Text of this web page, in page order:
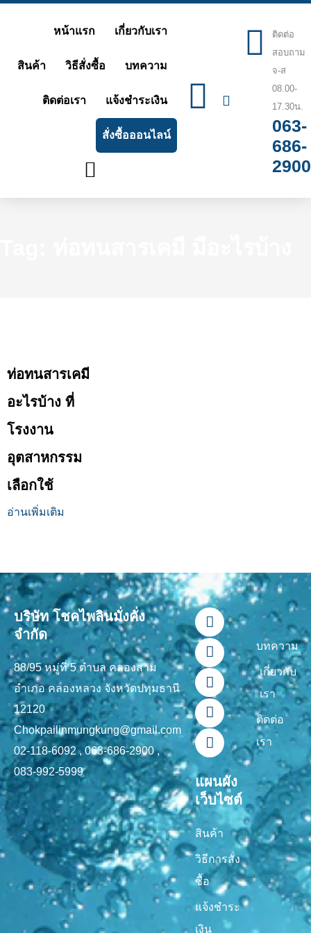
content
หน้าแรก เกี่ยวกับเรา
สินค้า วิธีสั่งซื้อ บทความ
ติดต่อเรา แจ้งชำระเงิน
สั่งซื้อออนไลน์
ติดต่อ
สอบถาม
จ-ส
08.00-
17.30น.
063-
686-
2900
ท่อทนสารเคมี
อะไรบ้าง ที่
โรงงาน
อุตสาหกรรม
เลือกใช้
อ่านเพิ่มเติม
บริษัท โชคไพลินมั่งคั่ง
จำกัด
88/95 หมู่ที่ 5 ตำบล คลองสาม
อำเภอ คลองหลวง จังหวัดปทุมธานี
12120
Chokpailinmungkung@gmail.com
02-118-6092 , 063-686-2900 ,
083-992-5999
F
a
c
e
b
o
o
k
-
f
L
i
n
e
Y
o
u
t
u
b
e
T
i
k
t
o
k
I
n
s
t
a
g
r
a
m
แผนผัง
เว็บไซต์
สินค้า
วิธีการสั่ง
ซื้อ
แจ้งชำระ
เงิน
บทความ
เกี่ยวกับ
เรา
ติดต่อ
เรา